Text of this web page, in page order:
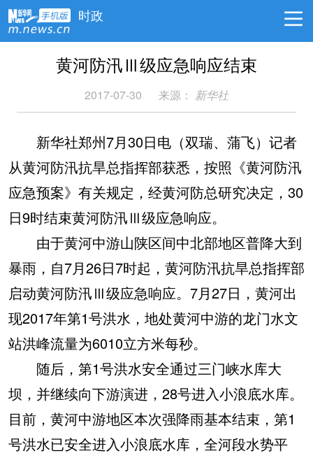
时政
黄河防汛Ⅲ级应急响应结束
2017-07-30 来源： 新华社
新华社郑州7月30日电（双瑞、蒲飞）记者
从黄河防汛抗旱总指挥部获悉，按照《黄河防汛
应急预案》有关规定，经黄河防总研究决定，30
日9时结束黄河防汛Ⅲ级应急响应。
由于黄河中游山陕区间中北部地区普降大到
暴雨，自7月26日7时起，黄河防汛抗旱总指挥部
启动黄河防汛Ⅲ级应急响应。7月27日，黄河出
现2017年第1号洪水，地处黄河中游的龙门水文
站洪峰流量为6010立方米每秒。
随后，第1号洪水安全通过三门峡水库大
坝，并继续向下游演进，28号进入小浪底水库。
目前，黄河中游地区本次强降雨基本结束，第1
号洪水已安全进入小浪底水库，全河段水势平